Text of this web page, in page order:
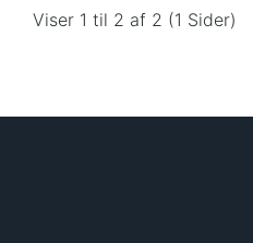
Viser 1 til 2 af 2 (1 Sider)